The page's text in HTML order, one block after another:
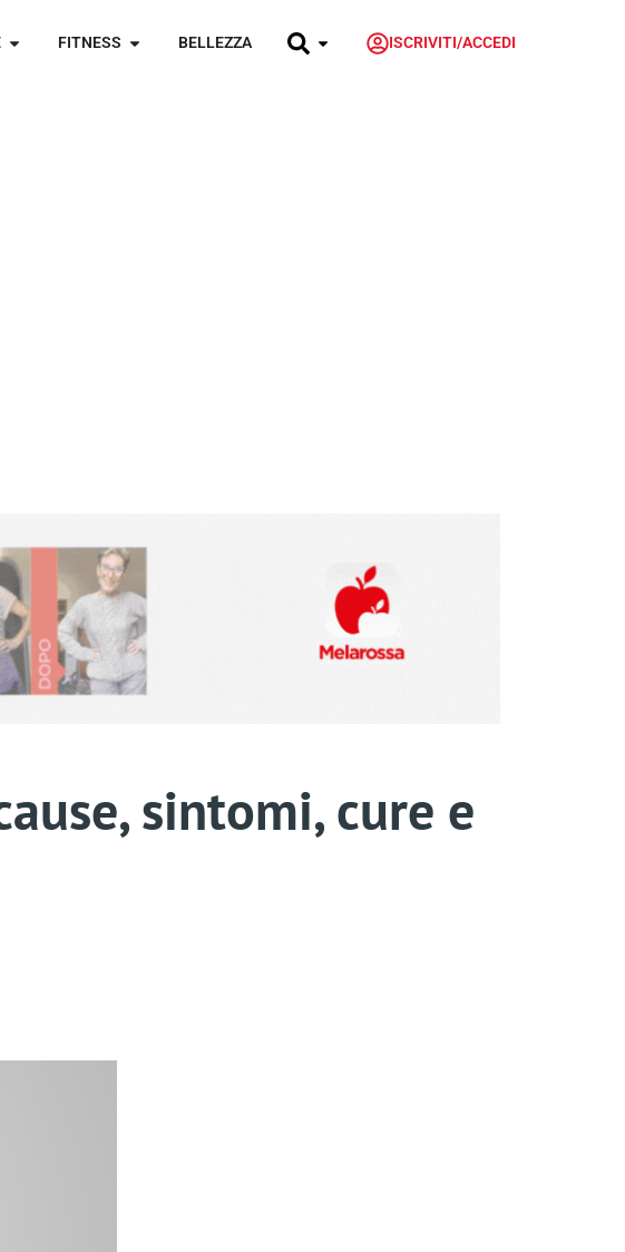
FITNESS BELLEZZA ISCRIVITI/ACCEDI
sintomi, cure e